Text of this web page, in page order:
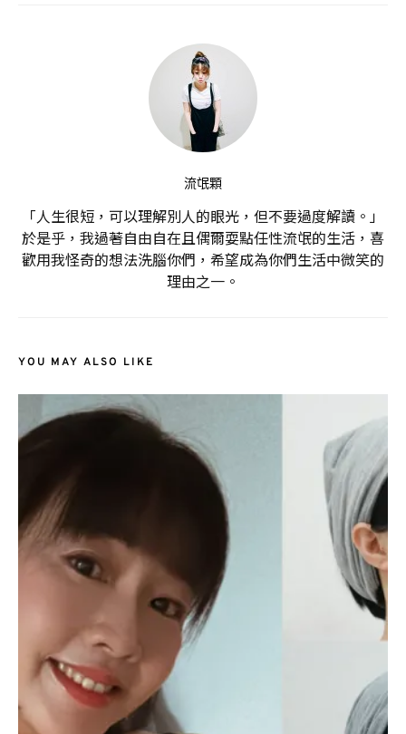
流氓顆
「人生很短，可以理解別人的眼光，但不要過度解讀。」
於是乎，我過著自由自在且偶爾耍點任性流氓的生活，喜
歡用我怪奇的想法洗腦你們，希望成為你們生活中微笑的
理由之一。
YOU MAY ALSO LIKE